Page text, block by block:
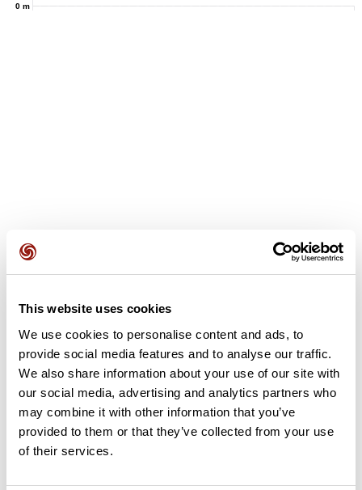
This website uses cookies
We use cookies to personalise content and ads, to
provide social media features and to analyse our traffic.
We also share information about your use of our site with
our social media, advertising and analytics partners who
may combine it with other information that you’ve
provided to them or that they’ve collected from your use
of their services.
0 m
Ajouter un avis
Découvrez ce parcours de marche de 20,5 km à proximité de